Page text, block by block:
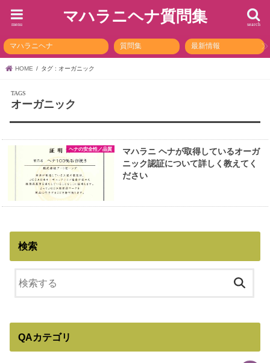
マハラニヘナ質問集 search
menu
マハラニヘナ 質問集 最新情報
HOME タグ : オーガニック
オーガニック
ヘナの安全性／品質
マハラニ ヘナが取得しているオーガ
ニック認証について詳しく教えてく
ださい
検索
QAカテゴリ